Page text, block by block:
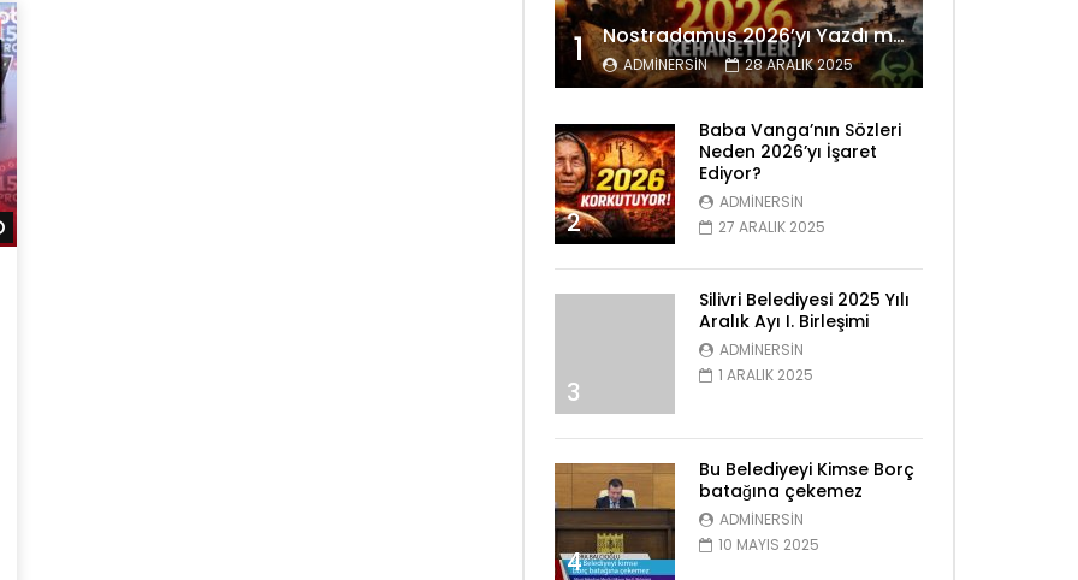
1 Nostradamus 2026’yı Yazdı mı? Tüyler Ürperten Kehanetler
ADMINERSIN 28 ARALIK 2025
2
Baba Vanga’nın Sözleri
Neden 2026’yı İşaret
Ediyor?
ADMINERSIN
27 ARALIK 2025
3
Silivri Belediyesi 2025 Yılı
Aralık Ayı I. Birleşimi
ADMINERSIN
1 ARALIK 2025
4
Bu Belediyeyi Kimse Borç
batağına çekemez
ADMINERSIN
10 MAYIS 2025